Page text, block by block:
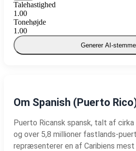
Talehastighed
1.00
Tonehøjde
1.00
Generer AI-stemme
Om Spanish (Puerto
Puerto Ricansk spansk, talt af cirka
og over 5,8 millioner fastlands-
repræsenterer en af Caribiens